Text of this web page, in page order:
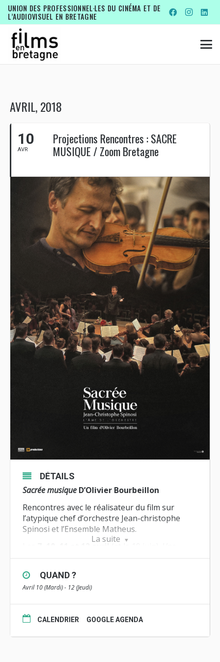
UNION DES PROFESSIONNEL·LES DU CINÉMA ET DE
L’AUDIOVISUEL EN BRETAGNE
AVRIL, 2018
10
AVR
Projections Rencontres : SACRE
MUSIQUE / Zoom Bretagne
La suite
DÉTAILS
Sacrée musique D’Olivier Bourbeillon
Rencontres avec le réalisateur du film sur
l’atypique chef d’orchestre Jean-christophe
Spinosi et l’Ensemble Matheus.
tournée organisée par Zoom Bretagne –
Documentaire, 54′, 2017
productions et Ensemble Matheus en
partenariat avec France Televisions, TVR,
QUAND ?
Avril 10 (Mardi) - 12 (Jeudi)
CALENDRIER GOOGLE AGENDA